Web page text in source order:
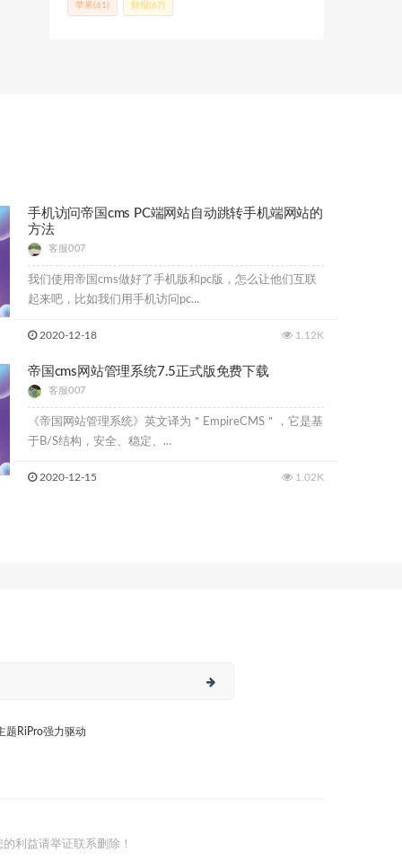
苹果(61) 财报(67)
手机访问帝国cms PC端网站自动跳转手机端网站的
方法
客服007
我们使用帝国cms做好了手机版和pc版，怎么让他们互联
起来吧，比如我们用手机访问pc...
2020-12-18 1.12K
帝国cms网站管理系统7.5正式版免费下载
客服007
《帝国网站管理系统》英文译为＂EmpireCMS＂，它是基
于B/S结构，安全、稳定、...
2020-12-15 1.02K
题RiPro强力驱动
利益请举证联系删除！